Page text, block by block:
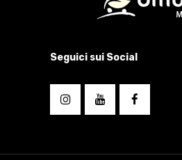
Seguici sui Social